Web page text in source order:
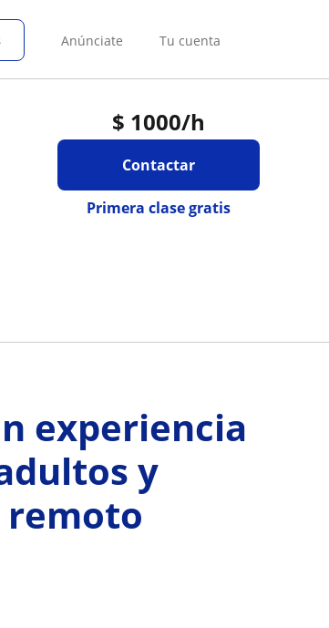
Anúnciate Tu cuenta
$ 1000/h
Contactar
Primera clase gratis
experiencia
y
remoto